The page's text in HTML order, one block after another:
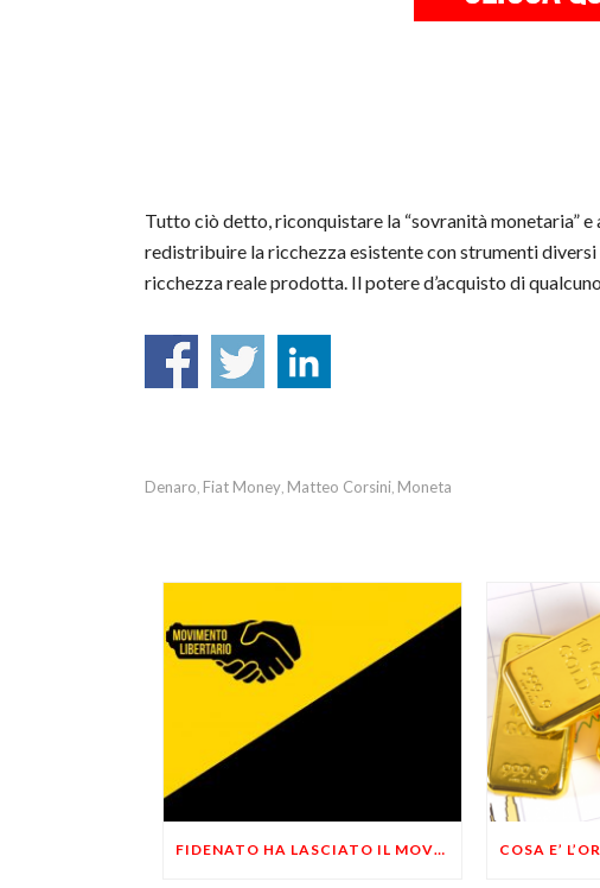
Tutto ciò detto, riconquistare la “sovranità monetaria”
redistribuire la ricchezza esistente con strumenti diversi
ricchezza reale prodotta. Il potere d’acquisto di
Denaro, Fiat Money, Matteo Corsini, Moneta
FIDENATO HA LASCIATO IL MOVIMENTO: DIMISSIONI ANNUNCIATE AD APRILE